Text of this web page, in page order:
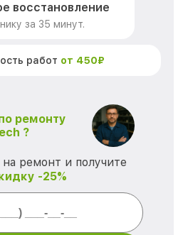
восстановление
за 35 минут.
работ от 450₽
ремонту
?
ремонт и получите
-25%